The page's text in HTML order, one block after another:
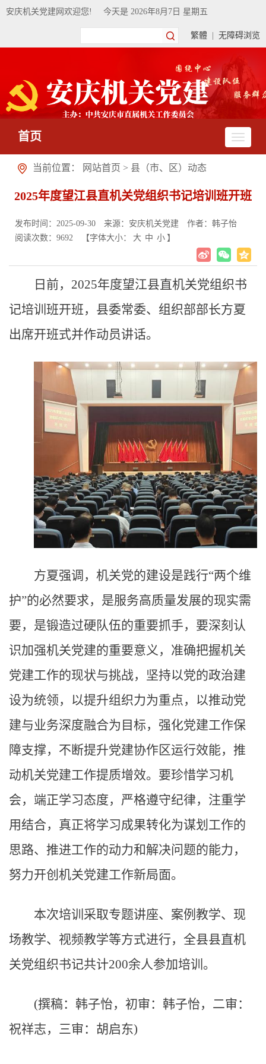
安庆机关党建网欢迎您! 今天是 2026年8月7日 星期五
繁體 无障碍浏览
首页
当前位置： 网站首页 > 县（市、区）动态
2025年度望江县直机关党组织书记培训班开班
发布时间：2025-09-30 来源：安庆机关党建
作者：韩子怡
阅读次数： 9692 【字体大小： 大 中 小 】
日前，2025年度望江县直机关党组织书
记培训班开班，县委常委、组织部部长方夏
出席开班式并作动员讲话。
方夏强调，机关党的建设是践行“两个维
护”的必然要求，是服务高质量发展的现实需
要，是锻造过硬队伍的重要抓手，要深刻认
识加强机关党建的重要意义，准确把握机关
党建工作的现状与挑战，坚持以党的政治建
设为统领，以提升组织力为重点，以推动党
建与业务深度融合为目标，强化党建工作保
障支撑，不断提升党建协作区运行效能，推
动机关党建工作提质增效。要珍惜学习机
会，端正学习态度，严格遵守纪律，注重学
用结合，真正将学习成果转化为谋划工作的
思路、推进工作的动力和解决问题的能力，
努力开创机关党建工作新局面。
本次培训采取专题讲座、案例教学、现
场教学、视频教学等方式进行，全县县直机
关党组织书记共计200余人参加培训。
(撰稿：韩子怡，初审：韩子怡，二审：
祝祥志，三审：胡启东)